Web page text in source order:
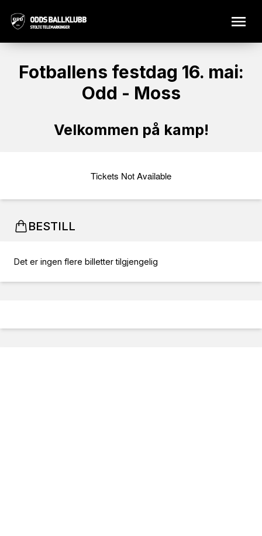
Fotballens festdag 16. mai:
Odd - Moss
Velkommen på kamp!
Tickets Not Available
BESTILL
Det er ingen flere billetter tilgjengelig